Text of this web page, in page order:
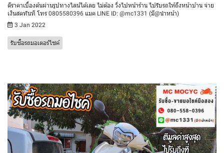
ตีราคาเบื้องต้นผ่านรูปทางไลน์ได้เลย ไม่ต้อง วิ่งไปหน้าร้าน ไปรับรถให้ถึงหน้าบ้าน จ่าย
เงินสดทันที โทร 0805580396 แมค LINE ID: @mc1331 (มี@นำหน้า)
3 Jan 2022
รับซื้อรถมอเตอร์ไซค์